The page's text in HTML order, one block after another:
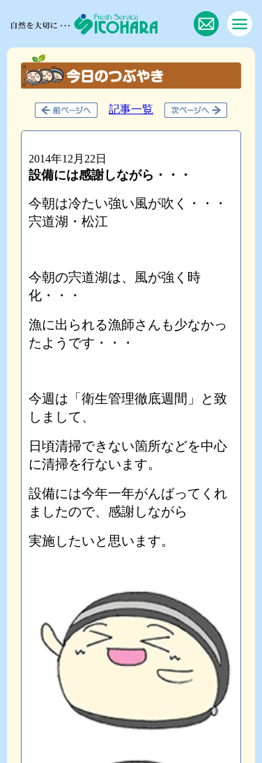
記事一覧
2014年12月22日
設備には感謝しながら・・・
今朝は冷たい強い風が吹く・・・
宍道湖・松江
今朝の宍道湖は、風が強く時
化・・・
漁に出られる漁師さんも少なかっ
たようです・・・
今週は「衛生管理徹底週間」と致
しまして、
日頃清掃できない箇所などを中心
に清掃を行ないます。
設備には今年一年がんばってくれ
ましたので、感謝しながら
実施したいと思います。